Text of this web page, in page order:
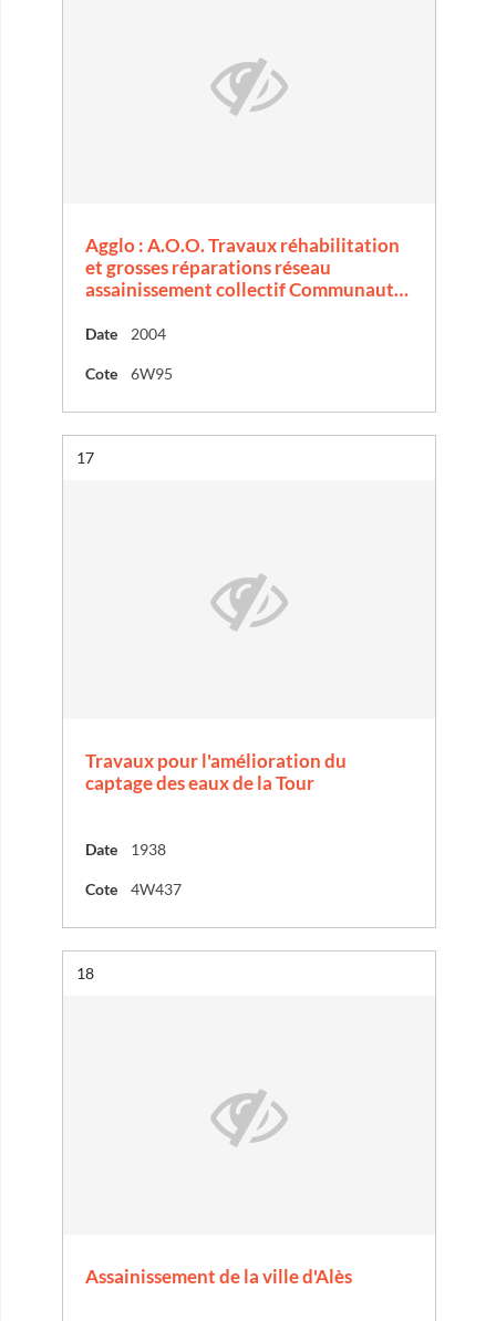
Agglo : A.O.O. Travaux réhabilitation
et grosses réparations réseau
assainissement collectif Communaut…
Date 2004
Cote 6W95
Résultat n°
17
Travaux pour l'amélioration du
captage des eaux de la Tour
Date 1938
Cote 4W437
Résultat n°
18
Assainissement de la ville d'Alès